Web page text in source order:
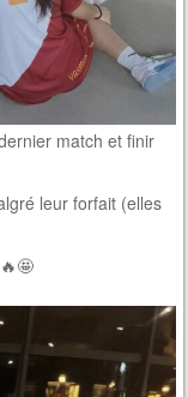
match et finir
leur forfait (elles